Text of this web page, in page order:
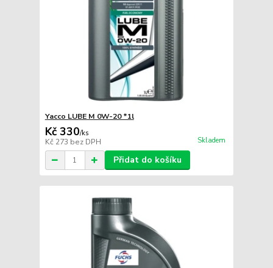
Yacco LUBE M 0W-20 *1l
Kč 330/ks
Kč 273 bez DPH Skladem
Přidat do košíku